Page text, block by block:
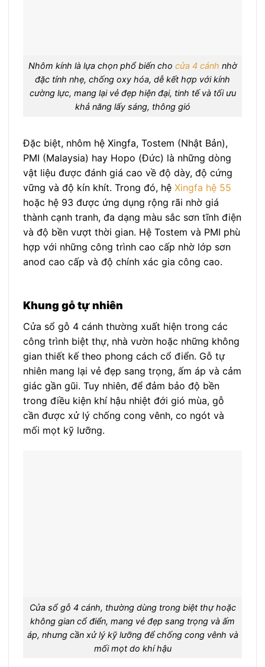
Nhôm kính là lựa chọn phổ biến cho cửa 4 cánh nhờ
đặc tính nhẹ, chống oxy hóa, dễ kết hợp với kính
cường lực, mang lại vẻ đẹp hiện đại, tinh tế và tối ưu
khả năng lấy sáng, thông gió
Đặc biệt, nhôm hệ Xingfa, Tostem (Nhật Bản),
PMI (Malaysia) hay Hopo (Đức) là những dòng
vật liệu được đánh giá cao về độ dày, độ cứng
vững và độ kín khít. Trong đó, hệ Xingfa hệ 55
hoặc hệ 93 được ứng dụng rộng rãi nhờ giá
thành cạnh tranh, đa dạng màu sắc sơn tĩnh điện
và độ bền vượt thời gian. Hệ Tostem và PMI phù
hợp với những công trình cao cấp nhờ lớp sơn
anod cao cấp và độ chính xác gia công cao.
Khung gỗ tự nhiên
Cửa sổ gỗ 4 cánh thường xuất hiện trong các
công trình biệt thự, nhà vườn hoặc những không
gian thiết kế theo phong cách cổ điển. Gỗ tự
nhiên mang lại vẻ đẹp sang trọng, ấm áp và cảm
giác gần gũi. Tuy nhiên, để đảm bảo độ bền
trong điều kiện khí hậu nhiệt đới gió mùa, gỗ
cần được xử lý chống cong vênh, co ngót và
mối mọt kỹ lưỡng.
Cửa sổ gỗ 4 cánh, thường dùng trong biệt thự hoặc
không gian cổ điển, mang vẻ đẹp sang trọng và ấm
áp, nhưng cần xử lý kỹ lưỡng để chống cong vênh và
mối mọt do khí hậu